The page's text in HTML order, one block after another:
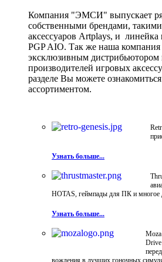
Компания "ЭМСИ" выпускает
собственными брендами,
аксессуаров Artplays, и
PGP AIO. Так же наша компания
эксклюзивным дистрибьютором
производителей игровых
разделе Вы можете
ассортиментом.
Узнать больше...
HOTAS, геймпады для ПК и многое
Узнать больше...
Drive